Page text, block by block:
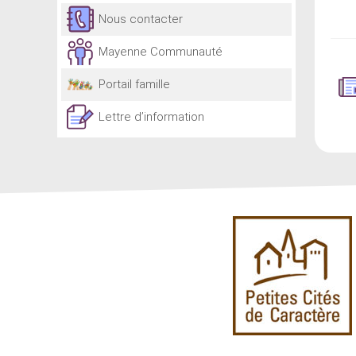
Nous contacter
Mayenne Communauté
Portail famille
Lettre d’information